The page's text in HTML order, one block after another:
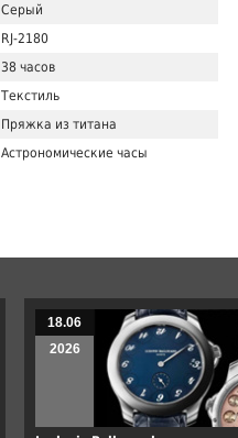
Серый
RJ-2180
38 часов
Текстиль
Пряжка из титана
Астрономические часы
18.06
2026